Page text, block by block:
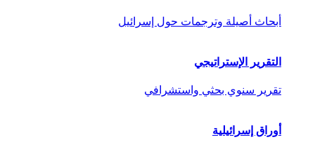
أبحاث أصيلة وترجمات حول إسرائيل
التقرير الإستراتيجي
تقرير سنوي بحثي واستشرافي
أوراق إسرائيلية